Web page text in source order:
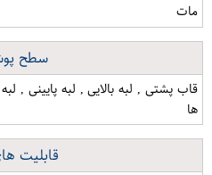
مات
سطح
قاب پشتی , لبه بالایی , لبه پایینی
ها
قابلیت